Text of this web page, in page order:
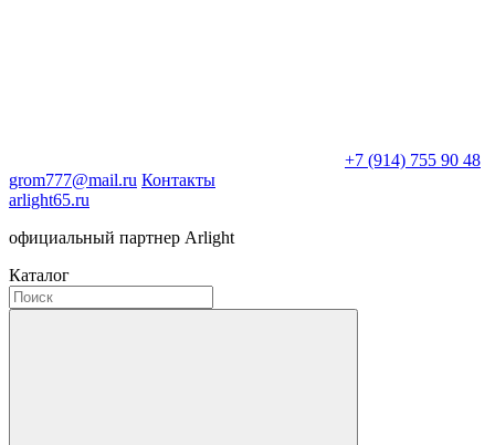
+7 (914) 755 90 48
grom777@mail.ru Контакты
arlight65.ru
официальный партнер Arlight
Каталог